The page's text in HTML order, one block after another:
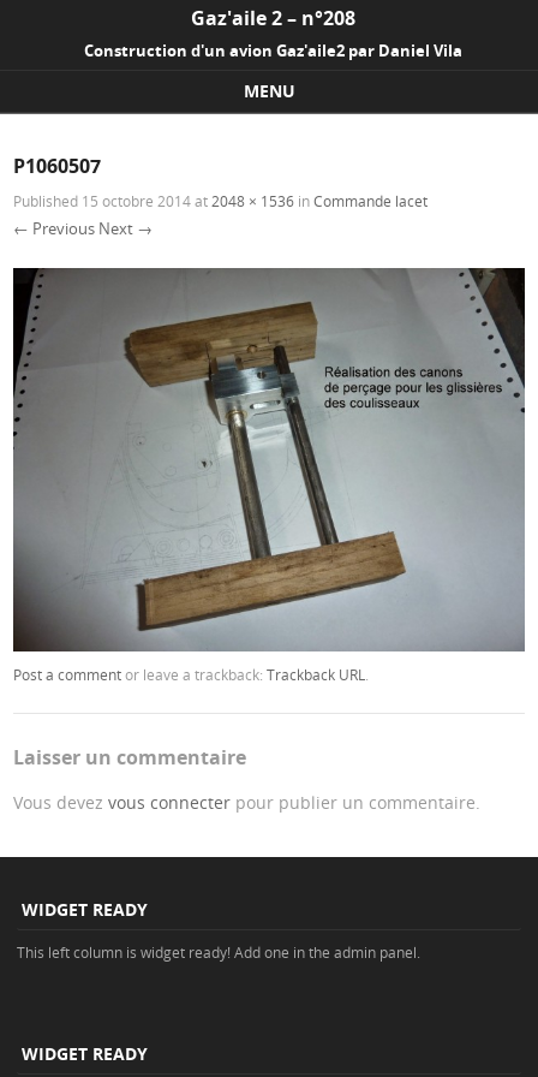
Gaz'aile 2 – n°208
Construction d'un avion Gaz'aile2 par Daniel Vila
MENU
P1060507
Published 15 octobre 2014at 2048 × 1536 inCommande lacet
← Previous Next →
Post a commentor leave a trackback:Trackback URL
Laisser un commentaire
Vous devezvous connecter pour publier un commentaire.
WIDGET READY
This left column is widget ready! Add one in the admin panel.
WIDGET READY